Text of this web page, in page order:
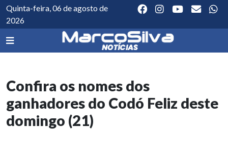
Quinta-feira, 06 de agosto de
2026
Confira os nomes dos
ganhadores do Codó Feliz deste
domingo (21)